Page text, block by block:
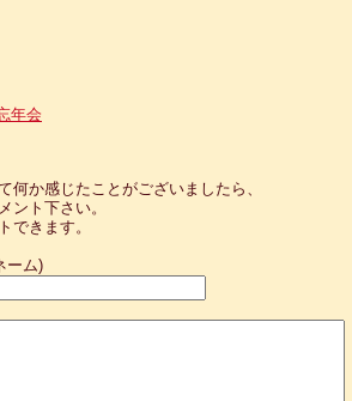
年会
何か感じたことがございましたら、
ント下さい。
できます。
ーム)